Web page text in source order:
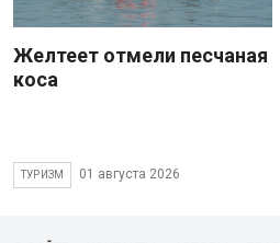
Желтеет отмели песчаная
коса
ТУРИЗМ 01 августа 2026